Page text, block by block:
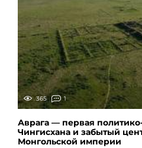
365 1
Аврага — первая
Чингисхана и забытый
Монгольской империи